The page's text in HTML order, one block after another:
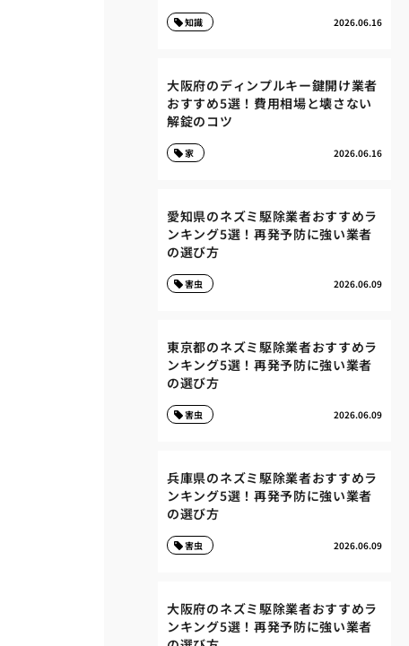
2026.06.16
知識
大阪府のディンプルキー鍵開け業者
おすすめ5選！費用相場と壊さない
解錠のコツ
2026.06.16
家
愛知県のネズミ駆除業者おすすめラ
ンキング5選！再発予防に強い業者
の選び方
2026.06.09
害虫
東京都のネズミ駆除業者おすすめラ
ンキング5選！再発予防に強い業者
の選び方
2026.06.09
害虫
兵庫県のネズミ駆除業者おすすめラ
ンキング5選！再発予防に強い業者
の選び方
2026.06.09
害虫
大阪府のネズミ駆除業者おすすめラ
ンキング5選！再発予防に強い業者